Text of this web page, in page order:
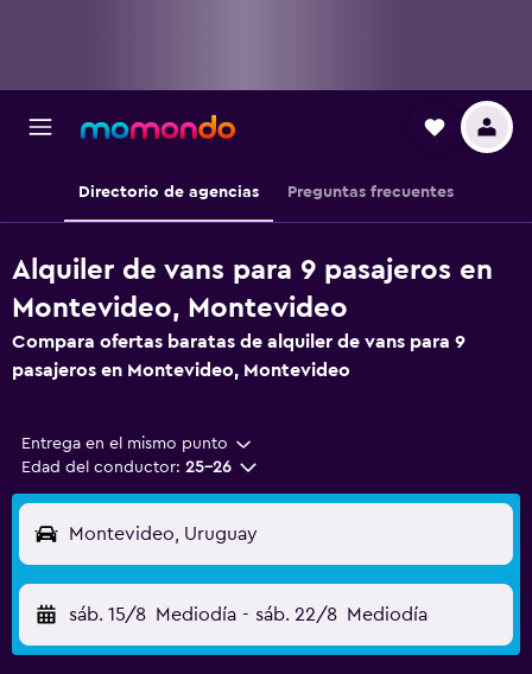
Directorio de agencias Preguntas frecuentes
Alquiler de vans para 9 pasajeros en
Montevideo, Montevideo
Compara ofertas baratas de alquiler de vans para 9
pasajeros en Montevideo, Montevideo
Entrega en el mismo punto
Edad del conductor: 25-26
Montevideo, Uruguay
sáb. 15/8 Mediodía - sáb. 22/8 Mediodía